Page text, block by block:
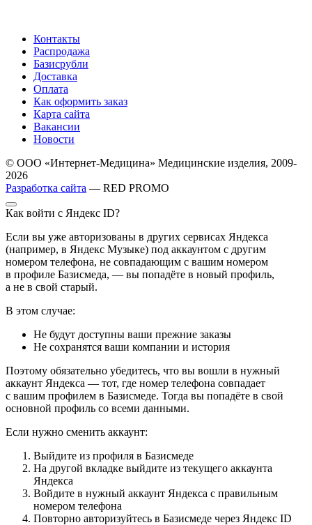
Контакты
Распродажа
Базисрубли
Доставка
Оплата
Как оформить заказ
Карта сайта
Вакансии
Новости
© ООО «Интернет-Медицина» Медицинские изделия, 2009-
2026
Разработка сайта — RED PROMO
Как войти с Яндекс ID?
Если вы уже авторизованы в других сервисах Яндекса
(например, в Яндекс Музыке) под аккаунтом с другим
номером телефона, не совпадающим с вашим номером
в профиле Базисмеда, — вы попадёте в новый профиль,
а не в свой старый.
В этом случае:
Не будут доступны ваши прежние заказы
Не сохранятся ваши компании и история
Поэтому обязательно убедитесь, что вы вошли в нужный
аккаунт Яндекса — тот, где номер телефона совпадает
с вашим профилем в Базисмеде. Тогда вы попадёте в свой
основной профиль со всеми данными.
Если нужно сменить аккаунт:
Выйдите из профиля в Базисмеде
На другой вкладке выйдите из текущего аккаунта
Яндекса
Войдите в нужный аккаунт Яндекса с правильным
номером телефона
Повторно авторизуйтесь в Базисмеде через Яндекс ID